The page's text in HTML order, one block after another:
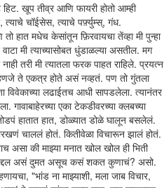
खूप तीव्र आणि फायरी होतो आम्ही
चॉईसेस, त्याचे पर्फ़्युम्स्, गंध.
हात मधेच केसांतून फ़िरवायचा तेंव्हा मी पुन्हा
मी त्याच्यासोबत धुंडाळल्या असतील. मग
तरी मी त्यातला फरक पाहत राहिले. प्रयत्न
ते एकत्र होते असं नव्हतं. पण तो गुंतला
विवेकाच्या लढाईतच आधी सापडलेला. त्यानंतर
एका टेकडीवरच्या क्लबच्या
हातात हात, डोळ्यात डोळे घालून बसलेलं.
चाललं होतं. कितीवेळा विचारून झालं होतं.
असा की माझ्या मनात खोल खोल ही भिती
असं दुमत असूच कसं शकत कुणाचं? असो.
"भांड ना माझ्याशी, मला जाब विचार,